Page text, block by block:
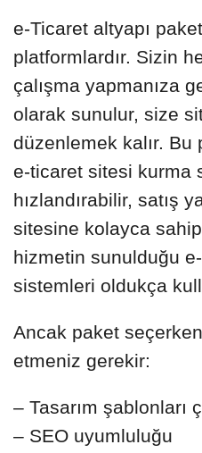
e-Ticaret altyapı
platformlardır. Sizin
çalışma yapmanıza
olarak sunulur, size
düzenlemek kalır. Bu
e-ticaret sitesi kurma
hızlandırabilir, satış
sitesine kolayca
hizmetin sunulduğu
sistemleri oldukça
Ancak paket
etmeniz gerekir:
– Tasarım şablonları
– SEO uyumluluğu